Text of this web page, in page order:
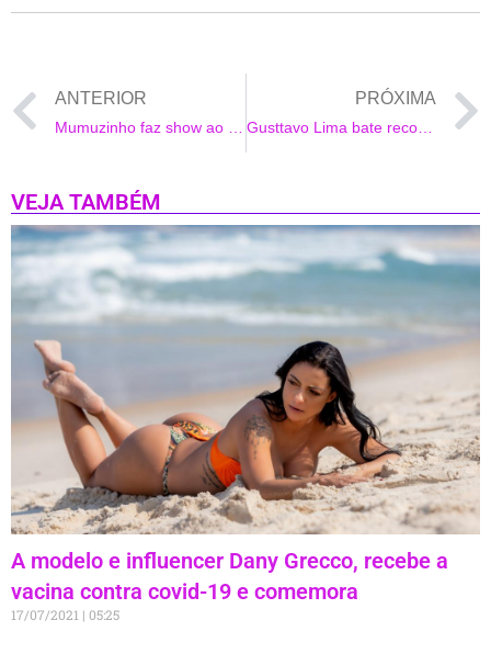
ANTERIOR PRÓXIMA
Gusttavo Lima bate recorde em Live Show no YouTube
VEJA TAMBÉM
A modelo e influencer Dany Grecco, recebe a
vacina contra covid-19 e comemora
17/07/2021 05:25